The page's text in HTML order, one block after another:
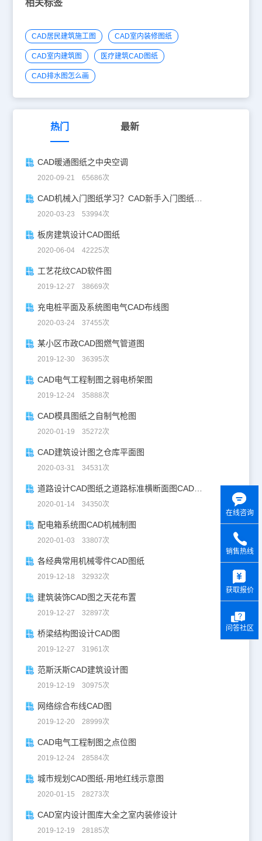
相关标签
CAD居民建筑施工图 CAD室内装修图纸
CAD室内建筑图 医疗建筑CAD图纸
CAD排水图怎么画
热门 最新
CAD暖通图纸之中央空调
2020-09-21 65686次
CAD机械入门图纸学习？CAD新手入门图纸练习
2020-03-23 53994次
板房建筑设计CAD图纸
2020-06-04 42225次
工艺花纹CAD软件图
2019-12-27 38669次
充电桩平面及系统图电气CAD布线图
2020-03-24 37455次
某小区市政CAD图燃气管道图
2019-12-30 36395次
CAD电气工程制图之弱电桥架图
2019-12-24 35888次
CAD模具图纸之自制气枪图
2020-01-19 35272次
CAD建筑设计图之仓库平面图
2020-03-31 34531次
道路设计CAD图纸之道路标准横断面图CAD图纸
2020-01-14 34350次
配电箱系统图CAD机械制图
2020-01-03 33807次
各经典常用机械零件CAD图纸
2019-12-18 32932次
建筑装饰CAD图之天花布置
2019-12-27 32897次
桥梁结构图设计CAD图
2019-12-27 31961次
范斯沃斯CAD建筑设计图
2019-12-19 30975次
网络综合布线CAD图
2019-12-20 28999次
CAD电气工程制图之点位图
2019-12-24 28584次
城市规划CAD图纸-用地红线示意图
2020-01-15 28273次
CAD室内设计图库大全之室内装修设计
2019-12-19 28185次
在线咨询
销售热线
获取报价
问答社区